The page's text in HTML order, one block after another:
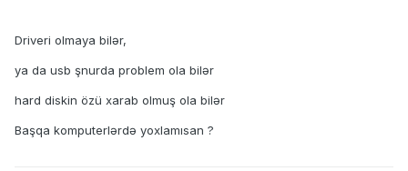
Driveri olmaya bilər,
ya da usb şnurda problem ola bilər
hard diskin özü xarab olmuş ola bilər
Başqa komputerlərdə yoxlamısan ?